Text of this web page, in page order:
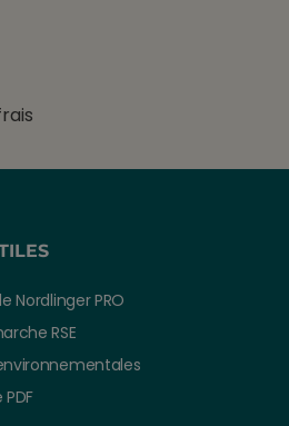
Nordlinger PRO
RSE